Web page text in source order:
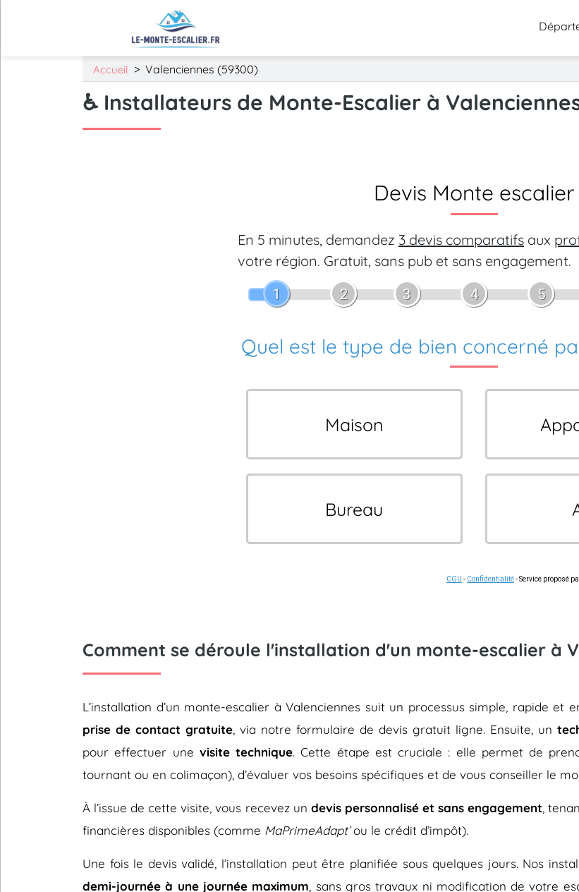
Accueil > Valenciennes (59300)
♿ Installateurs de Monte-Escalier à
Devis Monte escalier
En 5 minutes, demandez 3 devis comparatifs aux
votre région. Gratuit, sans pub et sans engagement.
1 2 3 4 5
Quel est le type de bien concerné
Maison
Bureau
CGU - Confidentialité- Service proposé
Comment se déroule l'installation d'un monte-escalier à
L’installation d’un monte-escalier à Valenciennes suit un processus simple, rapide
prise de contact gratuite , via notre formulaire de devis gratuit ligne. Ensuite, un
pour effectuer une visite technique. Cette étape est cruciale : elle permet de
tournant ou en colimaçon), d’évaluer vos besoins spécifiques et de vous conseiller le
À l’issue de cette visite, vous recevez un devis personnalisé et sans engagement ,
financières disponibles (comme MaPrimeAdapt’ou le crédit d’impôt).
Une fois le devis validé, l’installation peut être planifiée sous quelques jours. Nos
demi-journée à une journée maximum , sans gros travaux ni modification de votre